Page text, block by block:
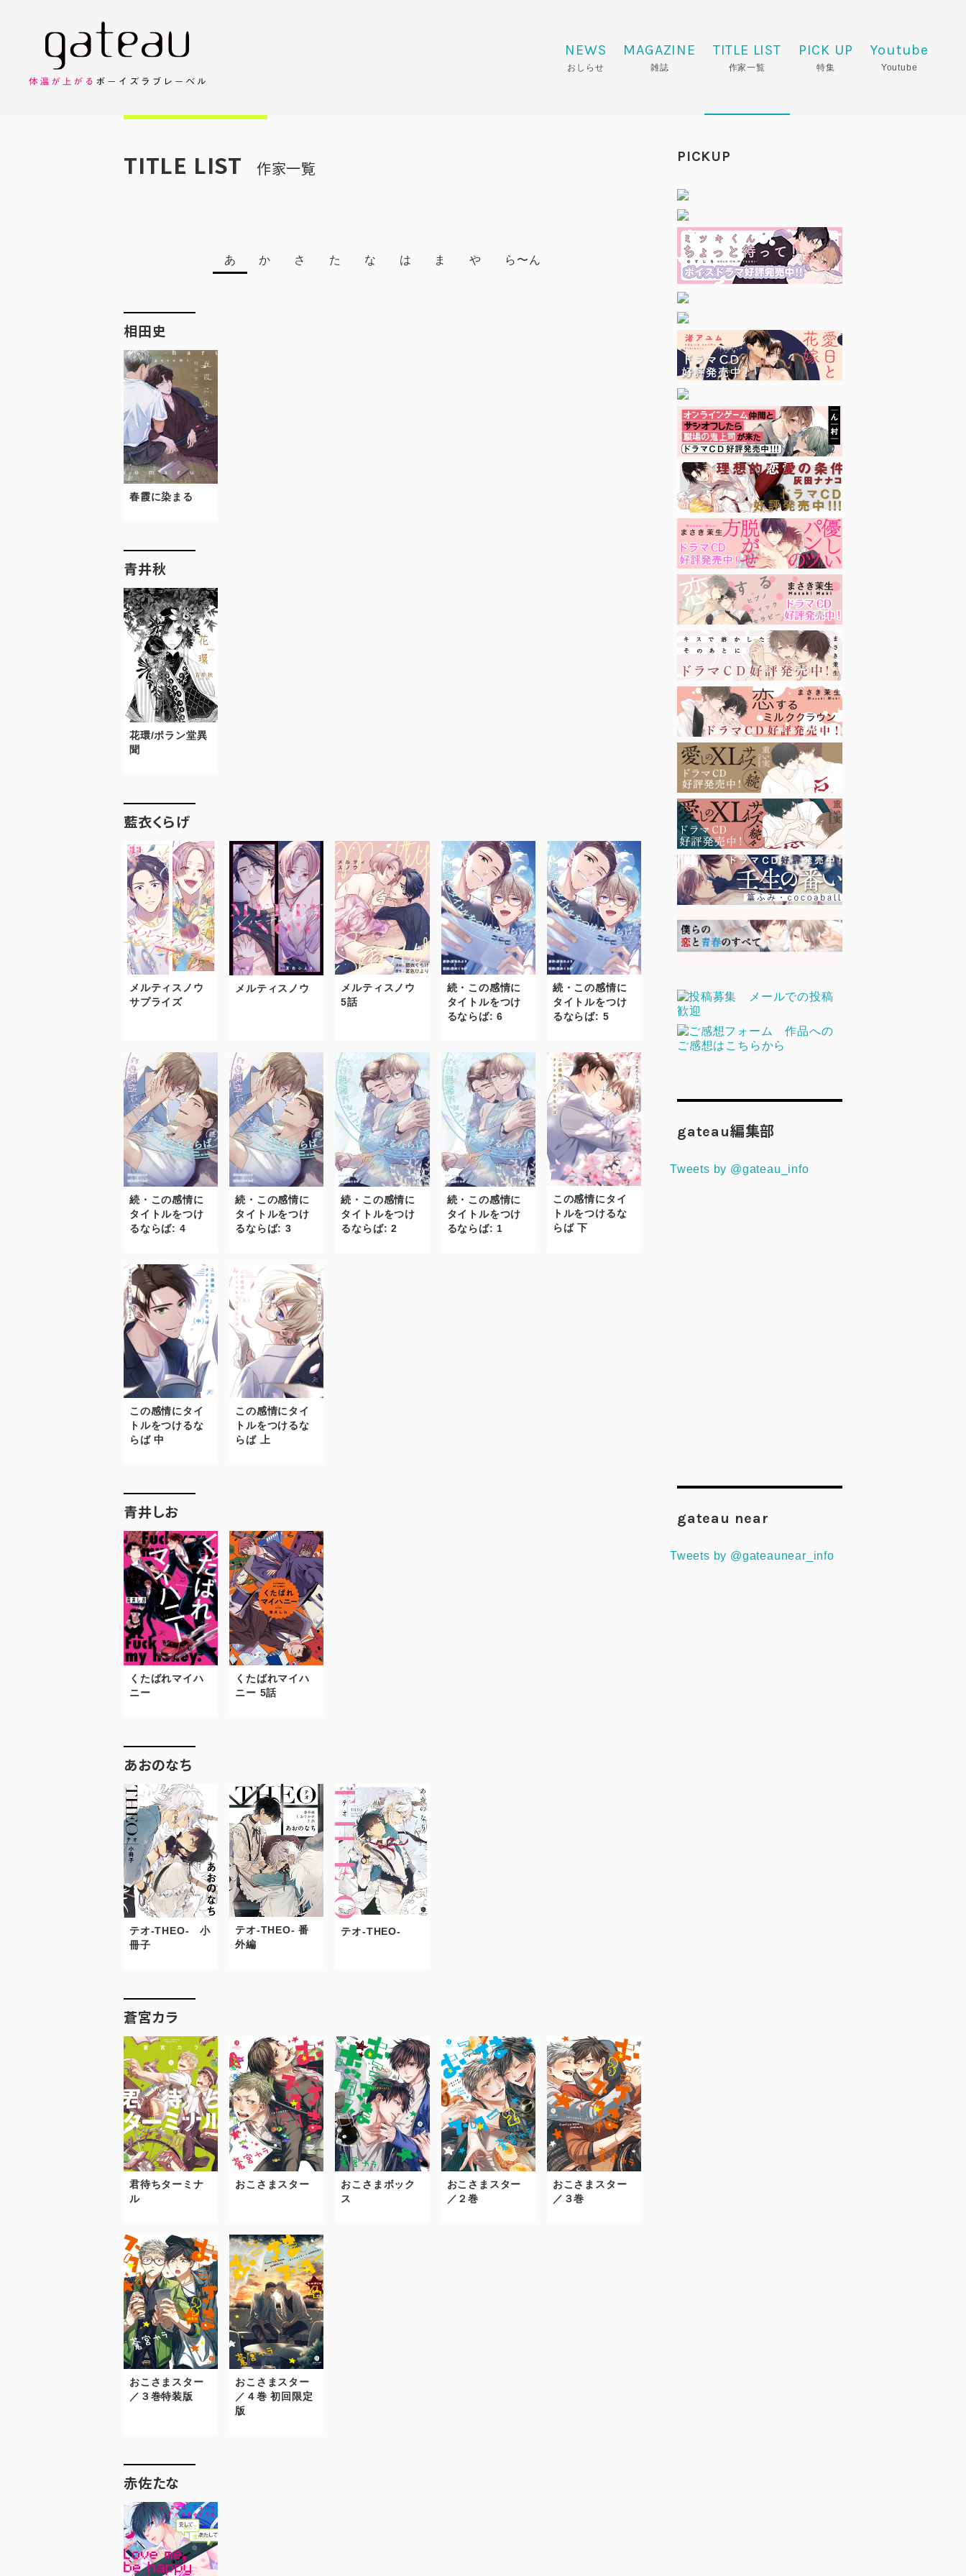
NEWS
おしらせ
MAGAZINE
雑誌
TITLE LIST
作家一覧
PICK UP
特集
Youtube
Youtube
TITLE LIST 作家一覧
あ か さ た な は ま や ら〜ん
相田史
春霞に染まる
青井秋
花環/ポラン堂異
聞
藍衣くらげ
メルティスノウ
サプライズ
メルティスノウ
メルティスノウ
5話
続・この感情に
タイトルをつけ
るならば: 6
続・この感情に
タイトルをつけ
るならば: 5
続・この感情に
タイトルをつけ
るならば: 4
続・この感情に
タイトルをつけ
るならば: 3
続・この感情に
タイトルをつけ
るならば: 2
続・この感情に
タイトルをつけ
るならば: 1
この感情にタイ
トルをつけるな
らば 下
この感情にタイ
トルをつけるな
らば 中
この感情にタイ
トルをつけるな
らば 上
青井しお
くたばれマイハ
ニー
くたばれマイハ
ニー 5話
あおのなち
テオ-THEO- 小
冊子
テオ-THEO- 番
外編
テオ-THEO-
蒼宮カラ
君待ちターミナ
ル
おこさまスター
おこさまボック
ス
おこさまスター
／２巻
おこさまスター
／３巻
おこさまスター
／３巻特装版
おこさまスター
／４巻 初回限定
版
赤佐たな
PICKUP
gateau編集部
Tweets by @gateau_info
gateau near
Tweets by @gateaunear_info